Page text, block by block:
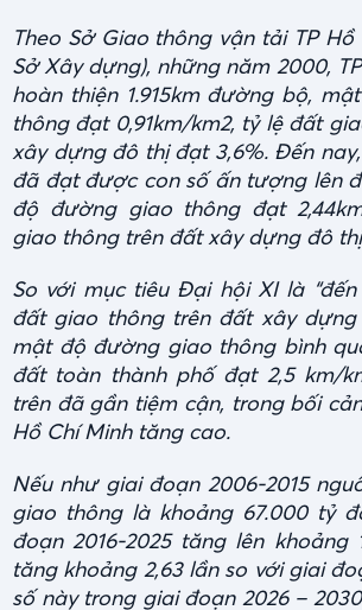
Theo Sở Giao thông vận tải TP
Sở Xây dựng), những năm 2000,
hoàn thiện 1.915km đường bộ,
thông đạt 0,91km/km2, tỷ lệ đất
xây dựng đô thị đạt 3,6%. Đến
đã đạt được con số ấn tượng lên
độ đường giao thông đạt
giao thông trên đất xây dựng đô thị
So với mục tiêu Đại hội XI là
đất giao thông trên đất xây
mật độ đường giao thông bình
đất toàn thành phố đạt 2,5 km/
trên đã gần tiệm cận, trong bối
Hồ Chí Minh tăng cao.
Nếu như giai đoạn 2006-2015
giao thông là khoảng 67.000 tỷ
đoạn 2016-2025 tăng lên khoảng
tăng khoảng 2,63 lần so với giai
số này trong giai đoạn 2026 –